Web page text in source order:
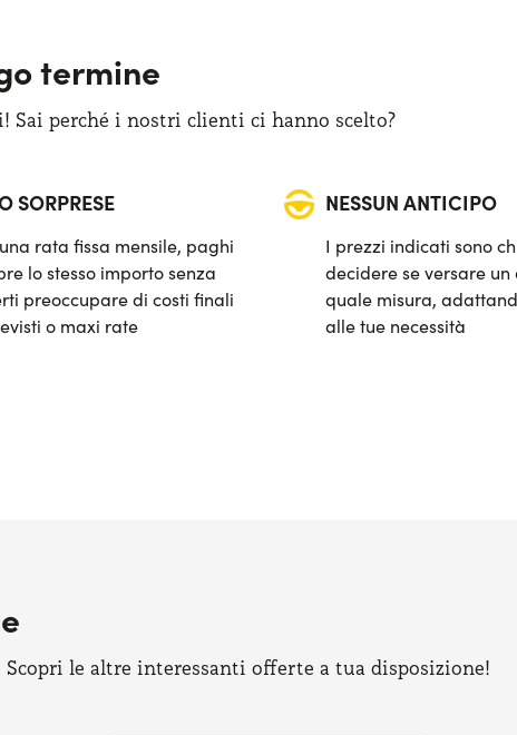
termine
Sai perché i nostri clienti ci hanno scelto?
SORPRESE
rata fissa mensile, paghi
lo stesso importo senza
preoccupare di costi finali
o maxi rate
NESSUN ANTICIPO
I prezzi indicati sono
decidere se versare
quale misura,
alle tue necessità
le altre interessanti offerte a tua disposizione!